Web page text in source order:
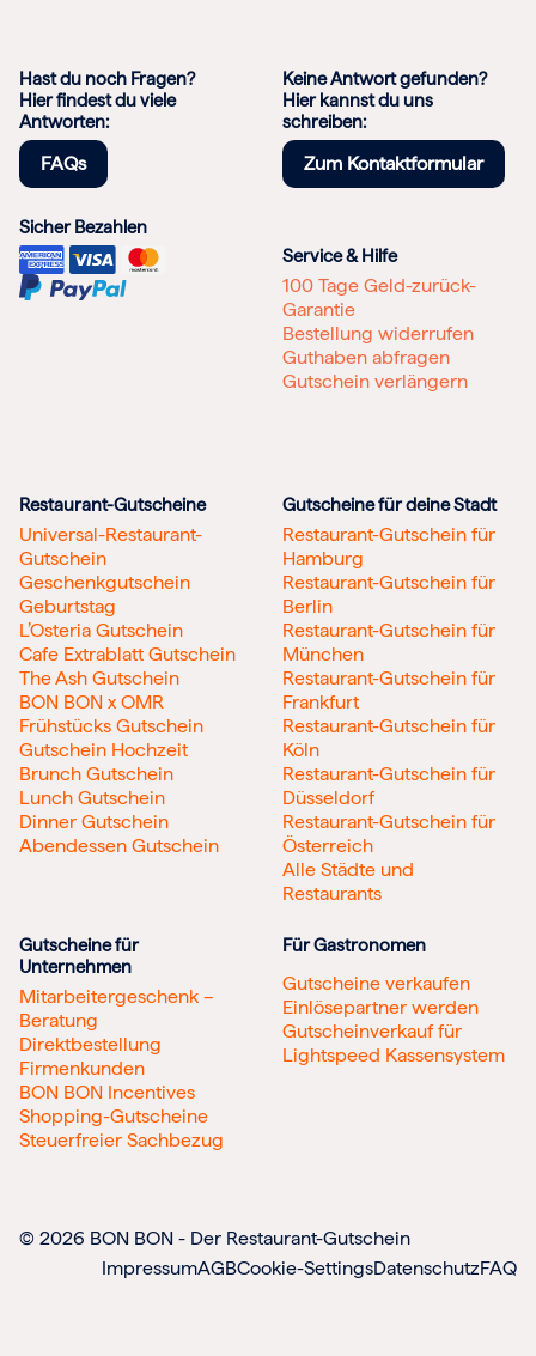
Hast du noch Fragen?
Hier findest du viele
Antworten:
FAQs
Keine Antwort gefunden?
Hier kannst du uns
schreiben:
Zum Kontaktformular
Sicher Bezahlen
Service & Hilfe
100 Tage Geld-zurück-
Garantie
Bestellung widerrufen
Guthaben abfragen
Gutschein verlängern
Restaurant-Gutscheine
Universal-Restaurant-
Gutschein
Geschenkgutschein
Geburtstag
L’Osteria Gutschein
Cafe Extrablatt Gutschein
The Ash Gutschein
BON BON x OMR
Frühstücks Gutschein
Gutschein Hochzeit
Brunch Gutschein
Lunch Gutschein
Dinner Gutschein
Abendessen Gutschein
Gutscheine für deine Stadt
Restaurant-Gutschein für
Hamburg
Restaurant-Gutschein für
Berlin
Restaurant-Gutschein für
München
Restaurant-Gutschein für
Frankfurt
Restaurant-Gutschein für
Köln
Restaurant-Gutschein für
Düsseldorf
Restaurant-Gutschein für
Österreich
Alle Städte und
Restaurants
Gutscheine für
Unternehmen
Mitarbeitergeschenk –
Beratung
Direktbestellung
Firmenkunden
BON BON Incentives
Shopping-Gutscheine
Steuerfreier Sachbezug
Für Gastronomen
Gutscheine verkaufen
Einlösepartner werden
Gutscheinverkauf für
Lightspeed Kassensystem
© 2026 BON BON - Der Restaurant-Gutschein
ImpressumAGBCookie-SettingsDatenschutzFAQ